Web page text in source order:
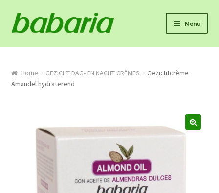
Skip
to
Skip
to
Menu
Home
Winkel
Algemene voorwaarden
Home GEZICHT DAG- EN NACHT CRÈMES
Gezichtcrème
Amandel hydraterend